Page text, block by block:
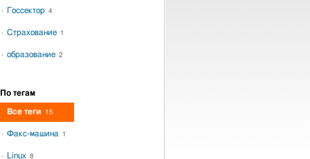
Госсектор 4
Страхование 1
образование 2
По тегам
Все теги 15
Факс-машина 1
Linux 8